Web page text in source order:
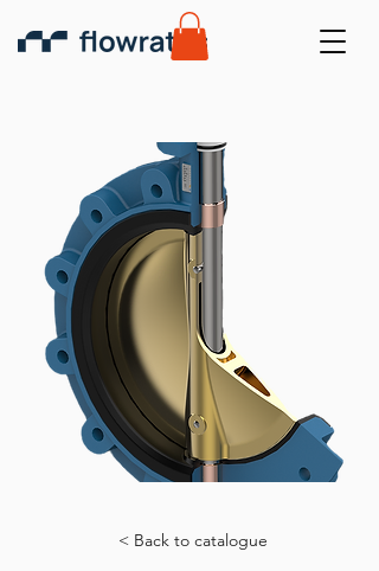
< Back to catalogue